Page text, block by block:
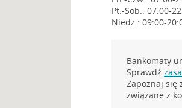
Pt.-Sob.: 07:00-
Niedz.: 09:00-
Bankomaty
Sprawdź
Zapoznaj się
związane z